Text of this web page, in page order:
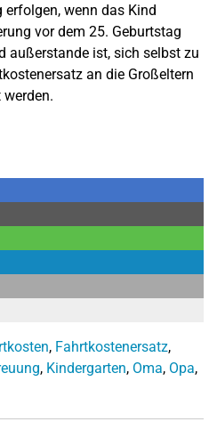
wenn das Kind
vor dem 25. Geburtstag
außerstande ist, sich selbst zu
an die Großeltern
, Fahrtkostenersatz,
, Kindergarten, Oma, Opa,